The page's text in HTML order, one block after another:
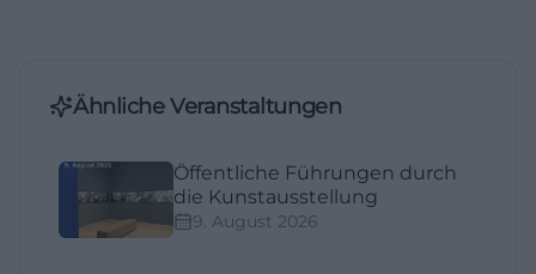
Ähnliche Veranstaltungen
Öffentliche Führungen durch
die Kunstausstellung
9. August 2026